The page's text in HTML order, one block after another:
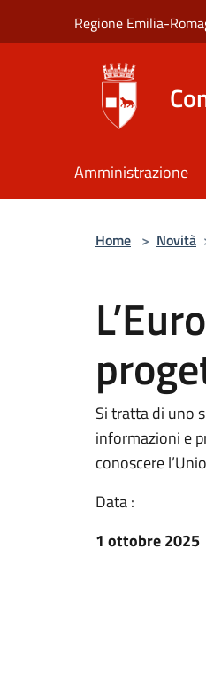
Regione Emilia-
Amministrazione
Home > Novità
Si tratta di uno
informazioni e
conoscere
Data :
1 ottobre 2025